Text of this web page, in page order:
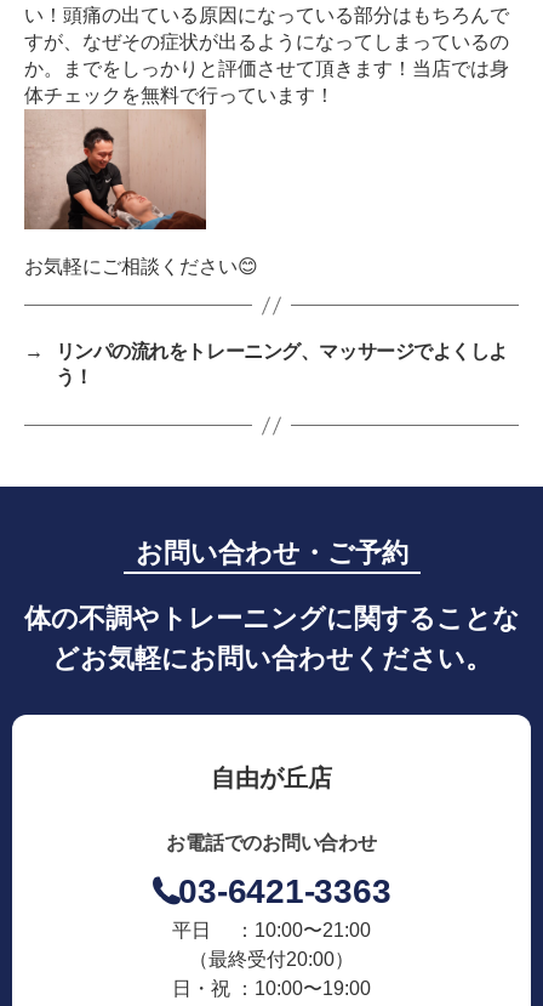
い！ 頭痛の出ている原因になっている部分はもちろんで
すが、なぜその症状が出るようになってしまっているの
か。までをしっかりと評価させて頂きます！ 当店では身
体チェックを無料で行っています！
お気軽にご相談ください😊
→
リンパの流れをトレーニング、マッサージでよくしよ
う！
お問い合わせ・ご予約
体の不調やトレーニングに関することな
どお気軽にお問い合わせください。
自由が丘店
お電話でのお問い合わせ
03-6421-3363
平日 ：10:00〜21:00
（最終受付20:00）
日・祝 ：10:00〜19:00